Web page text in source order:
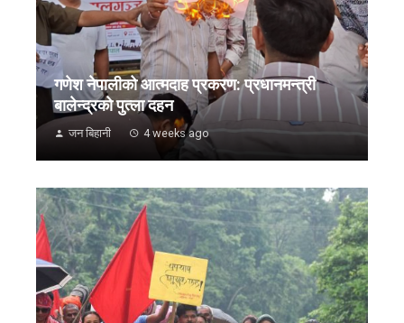
गणेश नेपालीको आत्मदाह प्रकरण: प्रधानमन्त्री
बालेन्द्रको पुत्ला दहन
जन बिहानी 4 weeks ago